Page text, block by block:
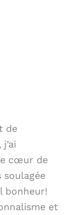
de
cœur de
bonheur!
et